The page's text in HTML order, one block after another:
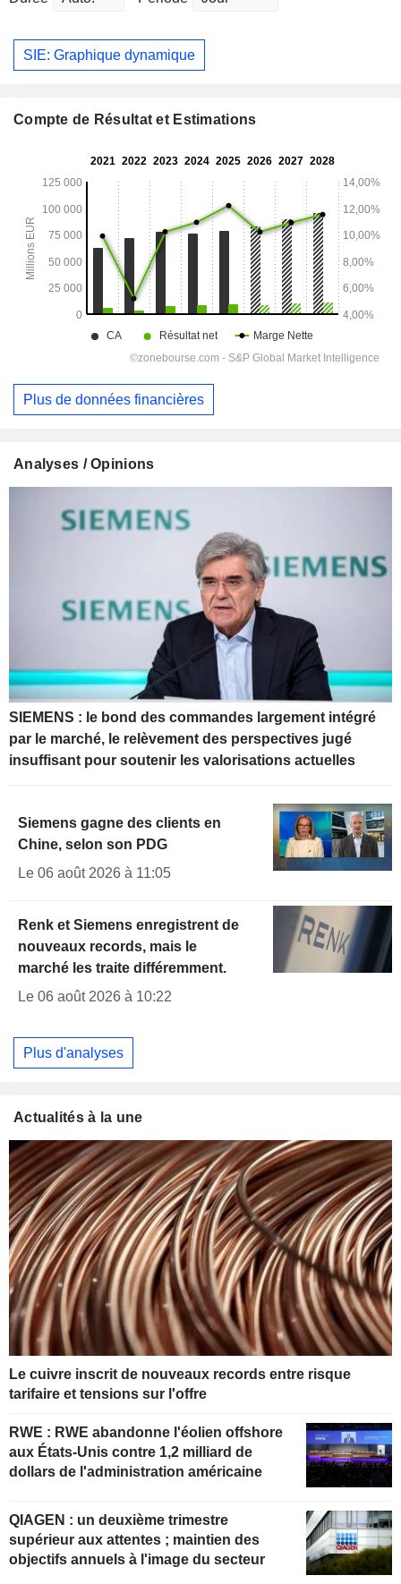
SIE: Graphique dynamique
Compte de Résultat et Estimations
Plus de données financières
Analyses / Opinions
SIEMENS : le bond des commandes largement intégré
par le marché, le relèvement des perspectives jugé
insuffisant pour soutenir les valorisations actuelles
Siemens gagne des clients en
Chine, selon son PDG
Le 06 août 2026 à 11:05
Renk et Siemens enregistrent de
nouveaux records, mais le
marché les traite différemment.
Le 06 août 2026 à 10:22
Plus d'analyses
Actualités à la une
Le cuivre inscrit de nouveaux records entre risque
tarifaire et tensions sur l'offre
RWE : RWE abandonne l'éolien offshore
aux États-Unis contre 1,2 milliard de
dollars de l'administration américaine
QIAGEN : un deuxième trimestre
supérieur aux attentes ; maintien des
objectifs annuels à l'image du secteur